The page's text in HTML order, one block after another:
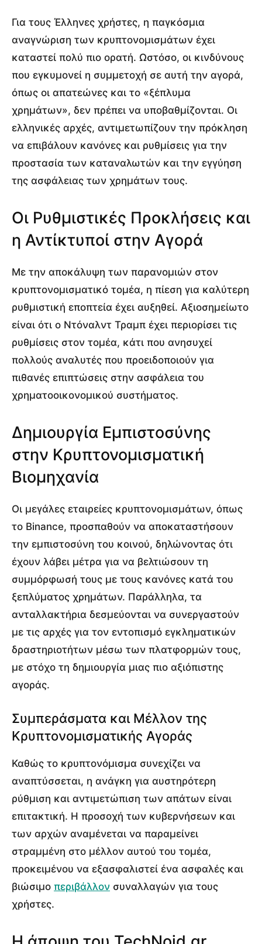
Για τους Έλληνες χρήστες, η παγκόσμια
αναγνώριση των κρυπτονομισμάτων έχει
καταστεί πολύ πιο ορατή. Ωστόσο, οι κινδύνους
που εγκυμονεί η συμμετοχή σε αυτή την αγορά,
όπως οι απατεώνες και το «ξέπλυμα
χρημάτων», δεν πρέπει να υποβαθμίζονται. Οι
ελληνικές αρχές, αντιμετωπίζουν την πρόκληση
να επιβάλουν κανόνες και ρυθμίσεις για την
προστασία των καταναλωτών και την εγγύηση
της ασφάλειας των χρημάτων τους.
Οι Ρυθμιστικές Προκλήσεις και
η Αντίκτυποί στην Αγορά
Με την αποκάλυψη των παρανομιών στον
κρυπτονομισματικό τομέα, η πίεση για καλύτερη
ρυθμιστική εποπτεία έχει αυξηθεί. Αξιοσημείωτο
είναι ότι ο Ντόναλντ Τραμπ έχει περιορίσει τις
ρυθμίσεις στον τομέα, κάτι που ανησυχεί
πολλούς αναλυτές που προειδοποιούν για
πιθανές επιπτώσεις στην ασφάλεια του
χρηματοοικονομικού συστήματος.
Δημιουργία Εμπιστοσύνης
στην Κρυπτονομισματική
Βιομηχανία
Οι μεγάλες εταιρείες κρυπτονομισμάτων, όπως
το Binance, προσπαθούν να αποκαταστήσουν
την εμπιστοσύνη του κοινού, δηλώνοντας ότι
έχουν λάβει μέτρα για να βελτιώσουν τη
συμμόρφωσή τους με τους κανόνες κατά του
ξεπλύματος χρημάτων. Παράλληλα, τα
ανταλλακτήρια δεσμεύονται να συνεργαστούν
με τις αρχές για τον εντοπισμό εγκληματικών
δραστηριοτήτων μέσω των πλατφορμών τους,
με στόχο τη δημιουργία μιας πιο αξιόπιστης
αγοράς.
Συμπεράσματα και Μέλλον της
Κρυπτονομισματικής Αγοράς
Καθώς το κρυπτονόμισμα συνεχίζει να
αναπτύσσεται, η ανάγκη για αυστηρότερη
ρύθμιση και αντιμετώπιση των απάτων είναι
επιτακτική. Η προσοχή των κυβερνήσεων και
των αρχών αναμένεται να παραμείνει
στραμμένη στο μέλλον αυτού του τομέα,
προκειμένου να εξασφαλιστεί ένα ασφαλές και
βιώσιμο περιβάλλον συναλλαγών για τους
χρήστες.